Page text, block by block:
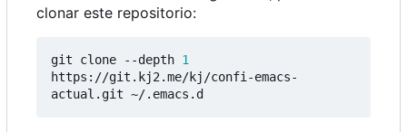
clonar este repositorio:
git clone --depth 1
https://git.kj2.me/kj/confi-emacs-
actual.git ~/.emacs.d